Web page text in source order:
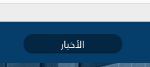
الأخبار